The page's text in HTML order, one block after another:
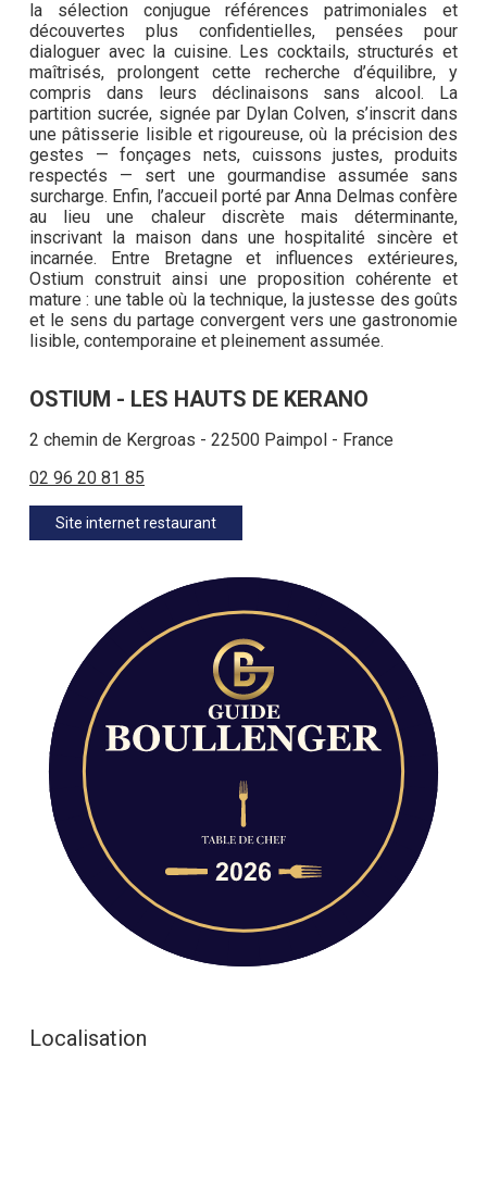
la sélection conjugue références patrimoniales et
découvertes plus confidentielles, pensées pour
dialoguer avec la cuisine. Les cocktails, structurés et
maîtrisés, prolongent cette recherche d’équilibre, y
compris dans leurs déclinaisons sans alcool. La
partition sucrée, signée par Dylan Colven, s’inscrit dans
une pâtisserie lisible et rigoureuse, où la précision des
gestes — fonçages nets, cuissons justes, produits
respectés — sert une gourmandise assumée sans
surcharge. Enfin, l’accueil porté par Anna Delmas confère
au lieu une chaleur discrète mais déterminante,
inscrivant la maison dans une hospitalité sincère et
incarnée. Entre Bretagne et influences extérieures,
Ostium construit ainsi une proposition cohérente et
mature : une table où la technique, la justesse des goûts
et le sens du partage convergent vers une gastronomie
lisible, contemporaine et pleinement assumée.
OSTIUM - LES HAUTS DE KERANO
2 chemin de Kergroas - 22500 Paimpol - France
02 96 20 81 85
Site internet restaurant
Localisation